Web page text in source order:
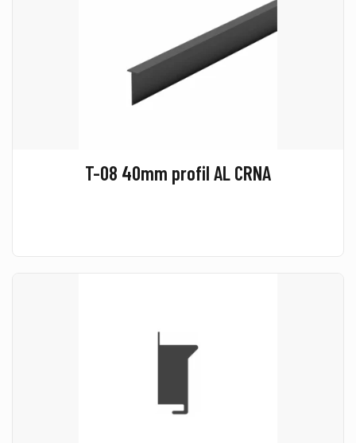
T-08 40mm profil AL CRNA